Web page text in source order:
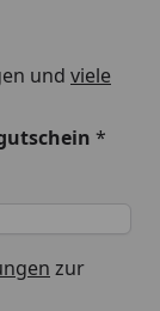
und viele
*
zur